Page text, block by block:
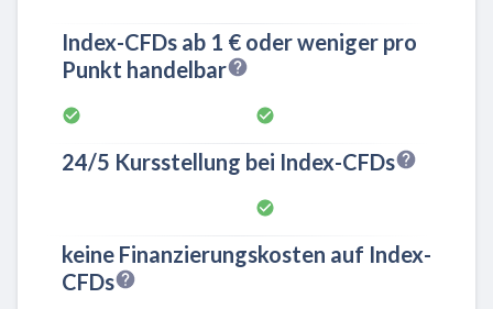
Index-CFDs ab 1 € oder weniger pro
Punkt handelbar
24/5 Kursstellung bei Index-CFDs
keine Finanzierungskosten auf Index-
CFDs